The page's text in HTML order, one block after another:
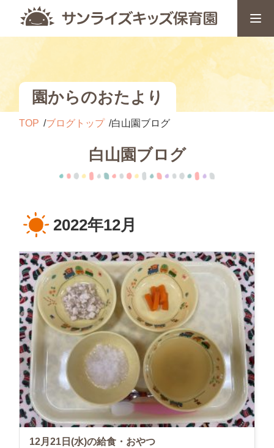
園からのおたより
TOP ブログトップ 白山園ブログ
白山園ブログ
2022年12月
12月21日(水)の給食・おやつ